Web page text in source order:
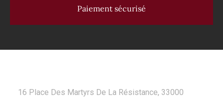
Paiement sécurisé
16 Place Des Martyrs De La Résistance, 33000